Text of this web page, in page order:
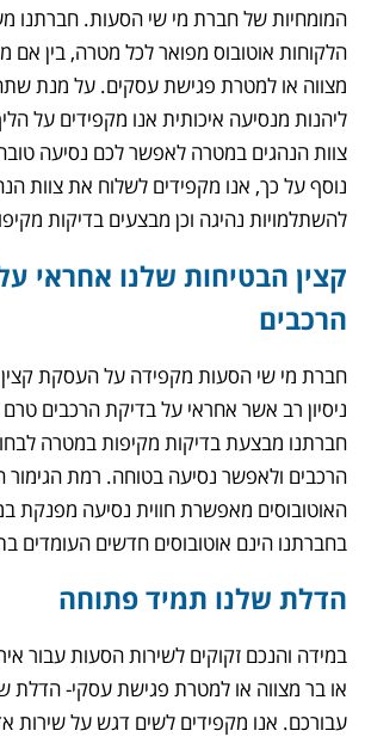
המומחיות של חברת מי שי הסעות. חברתנו
הלקוחות אוטובוס מפואר לכל מטרה, בין אם
מצווה או למטרת פגישת עסקים. על מנת
ליהנות מנסיעה איכותית אנו מקפידים על
צוות הנהגים במטרה לאפשר לכם נסיעה
נוסף על כך, אנו מקפידים לשלוח את צוות
להשתלמויות נהיגה וכן מבצעים בדיקות
קצין הבטיחות שלנו אחראי
הרכבים
חברת מי שי הסעות מקפידה על העסקת קצין
ניסיון רב אשר אחראי על בדיקת הרכבים
חברתנו מבצעת בדיקות מקיפות במטרה
הרכבים ולאפשר נסיעה בטוחה. רמת הגימור
האוטובוסים מאפשרת חווית נסיעה מפנקת
בחברתנו הינם אוטובוסים חדשים העומדים
הדלת שלנו תמיד פתוחה
במידה והנכם זקוקים לשירות הסעות עבור
או בר מצווה או למטרת פגישת עסקי- הדלת
עבורכם. אנו מקפידים לשים דגש על שירות